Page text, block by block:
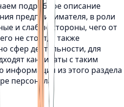
подробное описание
предпринимателя, в роли
и слабые стороны, чего от
не стоит, а также
сфер деятельности, для
кандидаты с таким
из этого раздела
персонала.